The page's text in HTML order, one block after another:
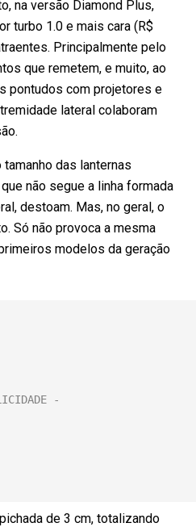
na versão Diamond Plus,
turbo 1.0 e mais cara (R$
Principalmente pelo
que remetem, e muito, ao
pontudos com projetores e
lateral colaboram
das lanternas
não segue a linha formada
destoam. Mas, no geral, o
Só não provoca a mesma
modelos da geração
de 3 cm, totalizando